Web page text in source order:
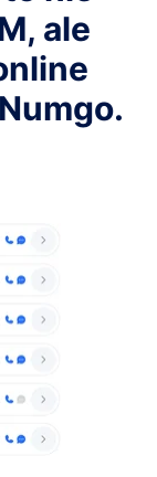
ale